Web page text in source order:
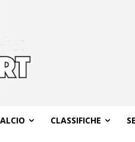
CLASSIFICHE